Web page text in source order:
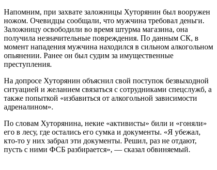
Напомним, при захвате заложницы Хуторянин был вооружен
ножом. Очевидцы сообщали, что мужчина требовал деньги.
Заложницу освободили во время штурма магазина, она
получила незначительные повреждения. По данным СК, в
момент нападения мужчина находился в сильном алкогольном
опьянении. Ранее он был судим за имущественные
преступления.
На допросе Хуторянин объяснил свой поступок безвыходной
ситуацией и желанием связаться с сотрудниками спецслужб, а
также попыткой «избавиться от алкогольной зависимости
адреналином».
По словам Хуторянина, некие «активисты» били и «гоняли»
его в лесу, где остались его сумка и документы. «Я убежал,
кто-то у них забрал эти документы. Решил, раз не отдают,
пусть с ними ФСБ разбирается», — сказал обвиняемый.